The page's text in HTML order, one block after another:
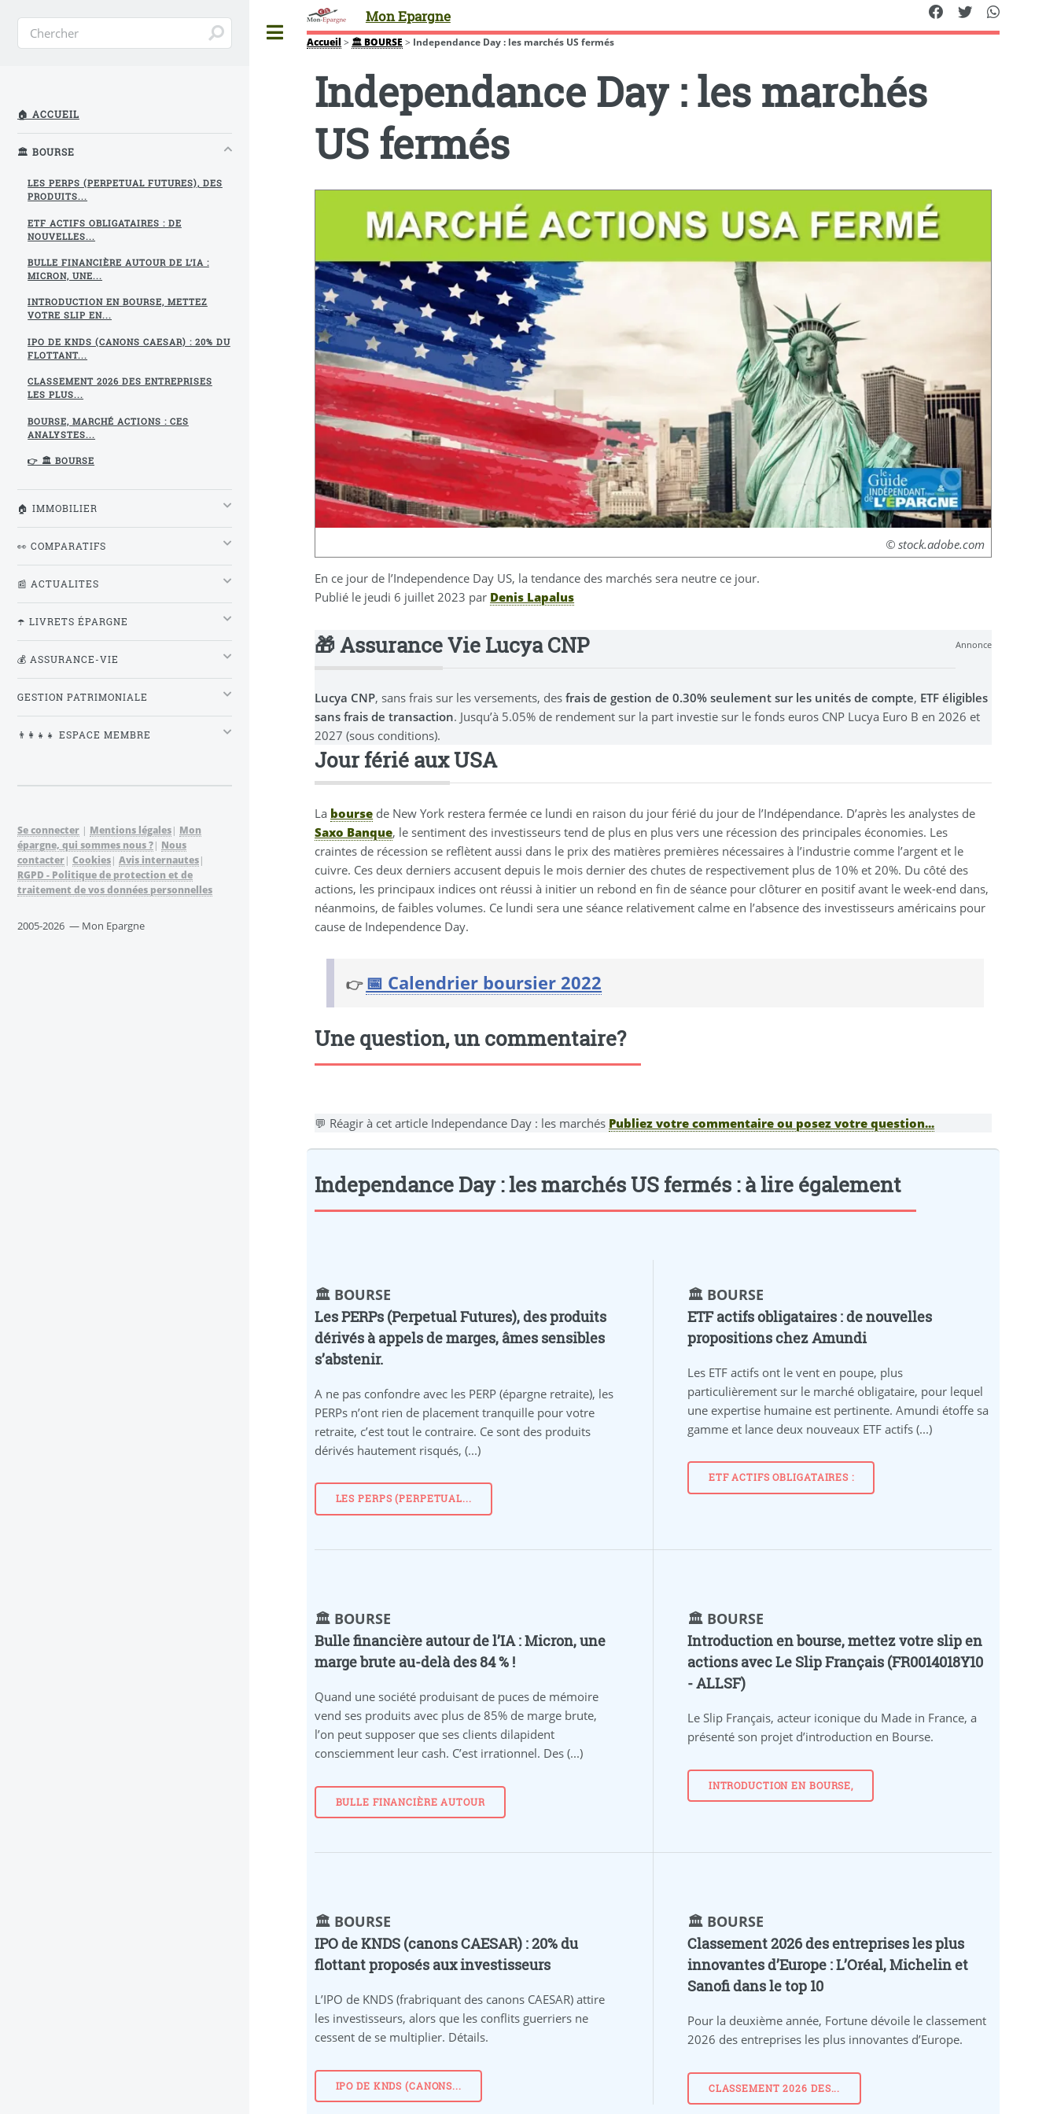
Mon Epargne
Accueil > 🏛️ BOURSE > Independance Day : les marchés US fermés
Independance Day : les marchés
US fermés
© stock.adobe.com
En ce jour de l’Independence Day US, la tendance des marchés sera neutre ce jour.
Publié le jeudi 6 juillet 2023 par Denis Lapalus
Annonce
🎁 Assurance Vie Lucya CNP
Lucya CNP, sans frais sur les versements, desfrais de gestion de 0.30% seulement sur les unités de compte, ETF éligibles
sans frais de transaction. Jusqu’à 5.05% de rendement sur la part investie sur le fonds euros CNP Lucya Euro B en 2026 et
2027 (sous conditions).
Jour férié aux USA
La bourse de New York restera fermée ce lundi en raison du jour férié du jour de l’Indépendance. D’après les analystes de
Saxo Banque, le sentiment des investisseurs tend de plus en plus vers une récession des principales économies. Les
craintes de récession se reflètent aussi dans le prix des matières premières nécessaires à l’industrie comme l’argent et le
cuivre. Ces deux derniers accusent depuis le mois dernier des chutes de respectivement plus de 10% et 20%. Du côté des
actions, les principaux indices ont réussi à initier un rebond en fin de séance pour clôturer en positif avant le week-end dans,
néanmoins, de faibles volumes. Ce lundi sera une séance relativement calme en l’absence des investisseurs américains pour
cause de Independence Day.
👉 📅 Calendrier boursier 2022
Une question, un commentaire?
💬 Réagir à cet article Independance Day : les marchés Publiez votre commentaire ou posez votre question...
Independance Day : les marchés US fermés : à lire également
🏛️ BOURSE
Les PERPs (Perpetual Futures), des produits
dérivés à appels de marges, âmes sensibles
s’abstenir.
A ne pas confondre avec les PERP (épargne retraite), les
PERPs n’ont rien de placement tranquille pour votre
retraite, c’est tout le contraire. Ce sont des produits
dérivés hautement risqués, (...)
LES PERPS (PERPETUAL...
🏛️ BOURSE
ETF actifs obligataires : de nouvelles
propositions chez Amundi
Les ETF actifs ont le vent en poupe, plus
particulièrement sur le marché obligataire, pour lequel
une expertise humaine est pertinente. Amundi étoffe sa
gamme et lance deux nouveaux ETF actifs (...)
ETF ACTIFS OBLIGATAIRES :
🏛️ BOURSE
Bulle financière autour de l’IA : Micron, une
marge brute au-delà des 84 % !
Quand une société produisant de puces de mémoire
vend ses produits avec plus de 85% de marge brute,
l’on peut supposer que ses clients dilapident
consciemment leur cash. C’est irrationnel. Des (...)
BULLE FINANCIÈRE AUTOUR
🏛️ BOURSE
Introduction en bourse, mettez votre slip en
actions avec Le Slip Français (FR0014018Y10
- ALLSF)
Le Slip Français, acteur iconique du Made in France, a
présenté son projet d’introduction en Bourse.
INTRODUCTION EN BOURSE,
🏛️ BOURSE
IPO de KNDS (canons CAESAR) : 20% du
flottant proposés aux investisseurs
L’IPO de KNDS (frabriquant des canons CAESAR) attire
les investisseurs, alors que les conflits guerriers ne
cessent de se multiplier. Détails.
IPO DE KNDS (CANONS...
🏛️ BOURSE
Classement 2026 des entreprises les plus
innovantes d’Europe : L’Oréal, Michelin et
Sanofi dans le top 10
Pour la deuxième année, Fortune dévoile le classement
2026 des entreprises les plus innovantes d’Europe.
CLASSEMENT 2026 DES...
🏠 ACCUEIL
🏛️ BOURSE
LES PERPS (PERPETUAL FUTURES), DES
PRODUITS...
ETF ACTIFS OBLIGATAIRES : DE
NOUVELLES...
BULLE FINANCIÈRE AUTOUR DE L’IA :
MICRON, UNE...
INTRODUCTION EN BOURSE, METTEZ
VOTRE SLIP EN...
IPO DE KNDS (CANONS CAESAR) : 20% DU
FLOTTANT...
CLASSEMENT 2026 DES ENTREPRISES
LES PLUS...
BOURSE, MARCHÉ ACTIONS : CES
ANALYSTES...
👉 🏛️ BOURSE
🏠 IMMOBILIER
👀 COMPARATIFS
📰 ACTUALITES
☂️ LIVRETS ÉPARGNE
💰 ASSURANCE-VIE
GESTION PATRIMONIALE
👨‍👩‍👧‍👧 ESPACE MEMBRE
Se connecter | Mentions légales| Mon
épargne, qui sommes nous ?| Nous
contacter| Cookies| Avis internautes|
RGPD - Politique de protection et de
traitement de vos données personnelles
2005-2026 — Mon Epargne
Toggle